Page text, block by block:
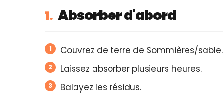
1. Absorber d'abord
Couvrez de terre de Sommières/sable.
Laissez absorber plusieurs heures.
Balayez les résidus.